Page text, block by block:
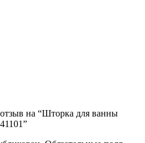
на “Шторка для ванны